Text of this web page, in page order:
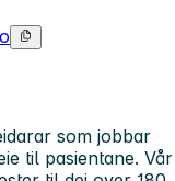
som jobbar
til pasientane. Vår